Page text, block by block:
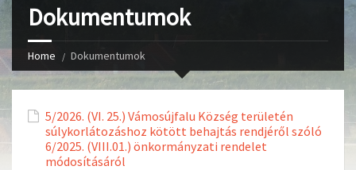
Dokumentumok
Home Dokumentumok
5/2026. (VI. 25.) Vámosújfalu Község területén
súlykorlátozáshoz kötött behajtás rendjéről szóló
6/2025. (VIII.01.) önkormányzati rendelet
módosításáról